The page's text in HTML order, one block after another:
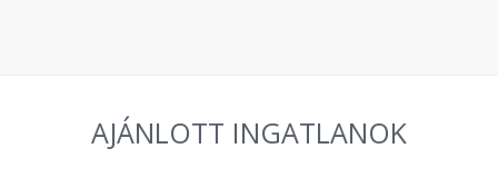
AJÁNLOTT INGATLANOK